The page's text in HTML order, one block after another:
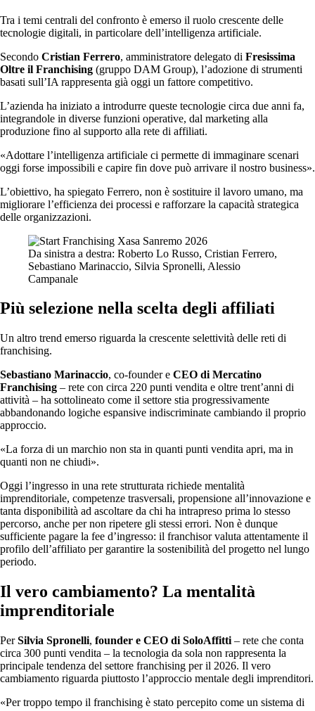
Tra i temi centrali del confronto è emerso il ruolo crescente delle
tecnologie digitali, in particolare dell’intelligenza artificiale.
Secondo Cristian Ferrero, amministratore delegato di Fresissima
Oltre il Franchising (gruppo DAM Group), l’adozione di strumenti
basati sull’IA rappresenta già oggi un fattore competitivo.
L’azienda ha iniziato a introdurre queste tecnologie circa due anni fa,
integrandole in diverse funzioni operative, dal marketing alla
produzione fino al supporto alla rete di affiliati.
«Adottare l’intelligenza artificiale ci permette di immaginare scenari
oggi forse impossibili e capire fin dove può arrivare il nostro business».
L’obiettivo, ha spiegato Ferrero, non è sostituire il lavoro umano, ma
migliorare l’efficienza dei processi e rafforzare la capacità strategica
delle organizzazioni.
Da sinistra a destra: Roberto Lo Russo, Cristian Ferrero,
Sebastiano Marinaccio, Silvia Spronelli, Alessio
Campanale
Più selezione nella scelta degli affiliati
Un altro trend emerso riguarda la crescente selettività delle reti di
franchising.
Sebastiano Marinaccio, co-founder e CEO di Mercatino
Franchising – rete con circa 220 punti vendita e oltre trent’anni di
attività – ha sottolineato come il settore stia progressivamente
abbandonando logiche espansive indiscriminate cambiando il proprio
approccio.
«La forza di un marchio non sta in quanti punti vendita apri, ma in
quanti non ne chiudi».
Oggi l’ingresso in una rete strutturata richiede mentalità
imprenditoriale, competenze trasversali, propensione all’innovazione e
tanta disponibilità ad ascoltare da chi ha intrapreso prima lo stesso
percorso, anche per non ripetere gli stessi errori. Non è dunque
sufficiente pagare la fee d’ingresso: il franchisor valuta attentamente il
profilo dell’affiliato per garantire la sostenibilità del progetto nel lungo
periodo.
Il vero cambiamento? La mentalità
imprenditoriale
PerSilvia Spronelli, founder e CEO di SoloAffitti – rete che conta
circa 300 punti vendita – la tecnologia da sola non rappresenta la
principale tendenza del settore franchising per il 2026. Il vero
cambiamento riguarda piuttosto l’approccio mentale degli imprenditori.
«Per troppo tempo il franchising è stato percepito come un sistema di